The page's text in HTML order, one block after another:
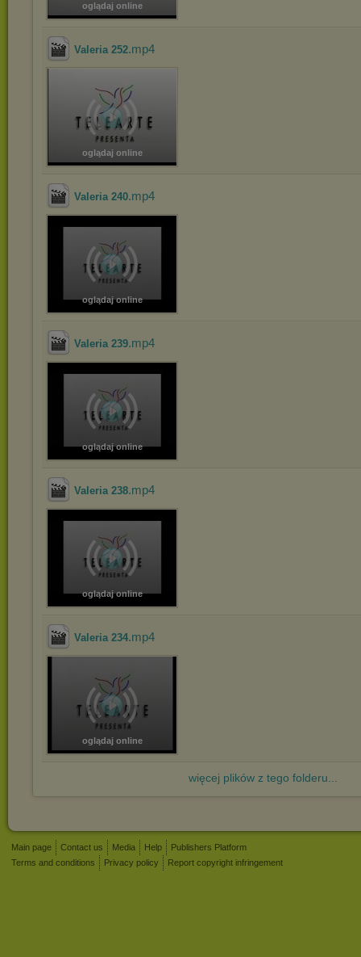
oglądaj online
Valeria 252.mp4
oglądaj online
Valeria 240.mp4
oglądaj online
Valeria 239.mp4
oglądaj online
Valeria 238.mp4
oglądaj online
Valeria 234.mp4
oglądaj online
więcej plików z tego folderu...
Main page Contact us Media Help
Publishers Platform
Terms and conditions
Privacy policy Report copyright infringement